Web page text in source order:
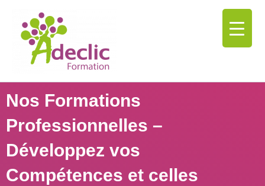
contenu
Nos Formations
Professionnelles –
Développez vos
Compétences et celles